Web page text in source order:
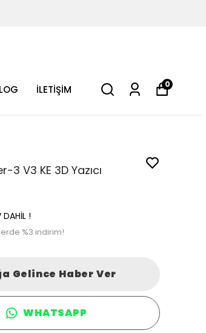
İLETİŞİM 0
3 V3 KE 3D Yazıcı
!
%3 indirim!
Gelince Haber Ver
WHATSAPP